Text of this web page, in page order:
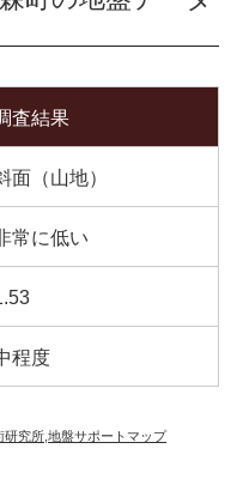
査結果
面（山地）
常に低い
程度
研究所 地盤サポートマップ